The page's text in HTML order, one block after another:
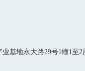
基地永大路29号1幢1至2